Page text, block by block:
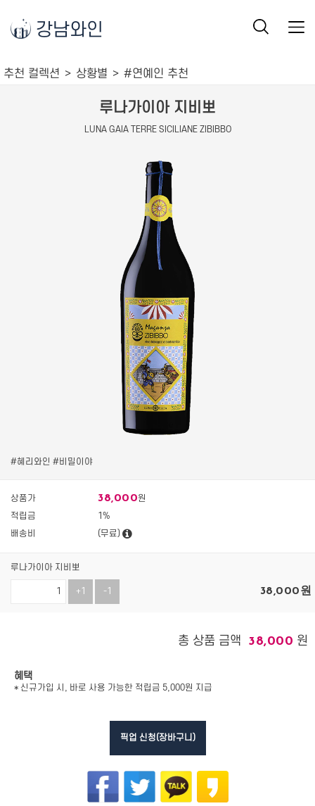
강남와인
추천 컬렉션 상황별 #연예인 추천
루나가이아 지비뽀
LUNA GAIA TERRE SICILIANE ZIBIBBO
#혜리와인 #비밀이야
상품가 38,000원
적립금
1%
배송비
(무료)
루나가이아 지비뽀
+1 -1 38,000원
총 상품 금액 38,000 원
혜택
* 신규가입 시, 바로 사용 가능한 적립금 5,000원 지급
픽업 신청(장바구니)